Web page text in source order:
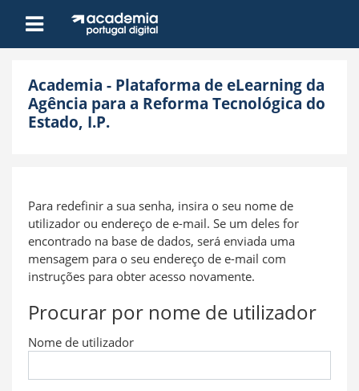
Ir para o conteúdo principal
Painel lateral
Academia - Plataforma de eLearning da
Agência para a Reforma Tecnológica do
Estado, I.P.
Para redefinir a sua senha, insira o seu nome de
utilizador ou endereço de e-mail. Se um deles for
encontrado na base de dados, será enviada uma
mensagem para o seu endereço de e-mail com
instruções para obter acesso novamente.
Procurar por nome de utilizador
Nome de utilizador